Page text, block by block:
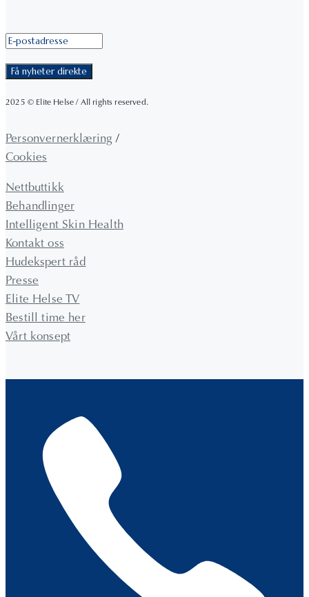
2025 © Elite Helse / All rights reserved.
Personvernerklæring /
Cookies
Nettbuttikk
Behandlinger
Intelligent Skin Health
Kontakt oss
Hudekspert råd
Presse
Elite Helse TV
Bestill time her
Vårt konsept